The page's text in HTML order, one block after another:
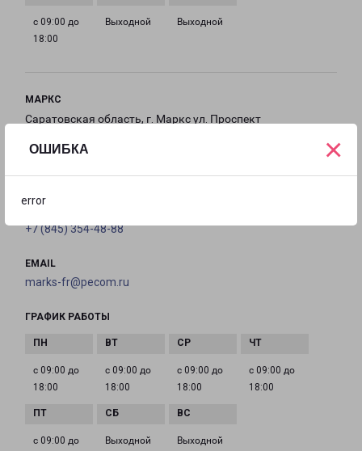
ОШИБКА
error
×
с 09:00 до
18:00
Выходной Выходной
МАРКС
Саратовская область, г. Маркс ул. Проспект
на карте
+7 (845) 354-48-88
EMAIL
marks-fr@pecom.ru
ГРАФИК РАБОТЫ
с 09:00 до
18:00
с 09:00 до
18:00
с 09:00 до
18:00
с 09:00 до
18:00
с 09:00 до
Выходной Выходной